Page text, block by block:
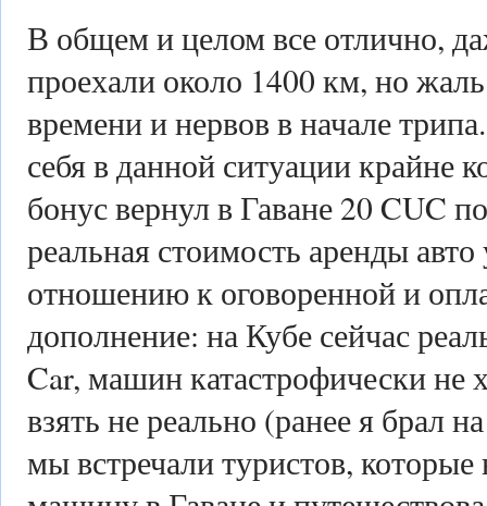
В общем и целом все отлично,
проехали около 1400 км, но
времени и нервов в начале
себя в данной ситуации крайне
бонус вернул в Гаване 20 CUC
реальная стоимость аренды
отношению к оговоренной и
дополнение: на Кубе сейчас
Car, машин катастрофически не
взять не реально (ранее я брал
мы встречали туристов, которые